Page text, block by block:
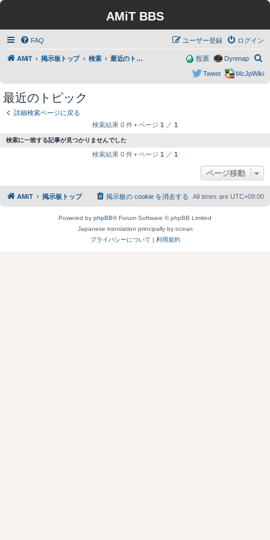
AMiT BBS
FAQ ログイン
ユーザー登録
AMiT 掲示板トップ 検索 最近のトピック
索
Dynmap
投票
McJpWiki
Tweet
最近のトピック
詳細検索ページに戻る
検索結果 0 件 • ページ 1 ／ 1
検索に一致する記事が見つかりませんでした
検索結果 0 件 • ページ 1 ／ 1
ページ移動
AMiT 掲示板トップ All times are UTC+09:00
掲示板の cookie を消去する
Powered by phpBB® Forum Software © phpBB Limited
Japanese translation principally by ocean
プライバシーについて | 利用規約